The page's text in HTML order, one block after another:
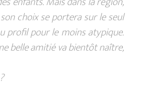
choix se portera sur le seul
profil pour le moins atypique.
belle amitié va bientôt naître,